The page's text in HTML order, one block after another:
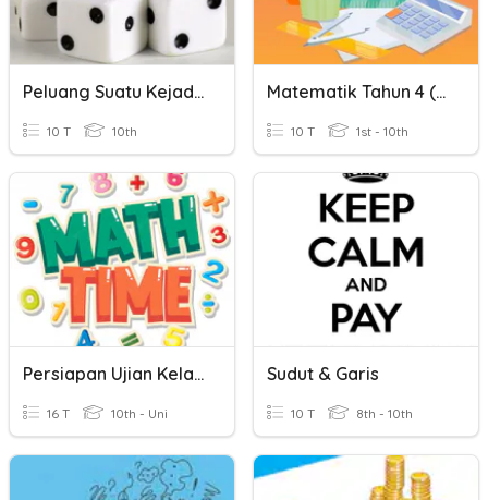
Peluang Suatu Kejadian
10 T 10th
Matematik Tahun 4 (Garis Selari Dan Garis Serenjang)
10 T 1st - 10th
Persiapan Ujian Kelas 8
16 T 10th - Uni
Sudut & Garis
10 T 8th - 10th